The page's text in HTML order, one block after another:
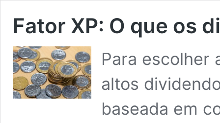
Fator XP: O que os
Para escolher
altos
baseada em